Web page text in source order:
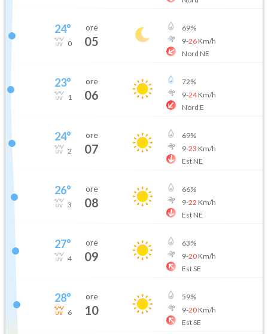
24°
0
ore
05
69%
9-26Km/h
Nord NE
23°
1
ore
06
72%
9-24Km/h
Nord E
24°
2
ore
07
69%
9-23 Km/h
Est NE
26°
3
ore
08
66%
9-22 Km/h
Est NE
27°
4
ore
09
63%
9-20Km/h
Est SE
28°
6
ore
10
59%
9-20Km/h
Est SE